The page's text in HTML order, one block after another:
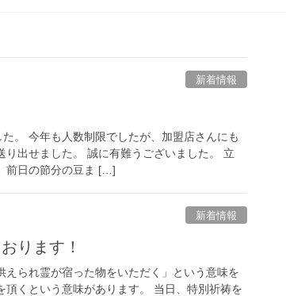
新着情報
。 今年も人数制限でしたが、加盟店さんにも
出せました。 誠に有難うございました。 立
前日の節分の豆ま […]
新着情報
ります！
られ霊が宿った物をいただく」という意味を
くという意味があります。 当日、特別祈祷を